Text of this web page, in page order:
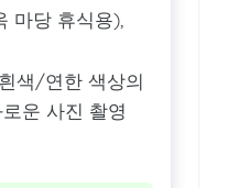
마당 휴식용),
색/연한 색상의
운 사진 촬영